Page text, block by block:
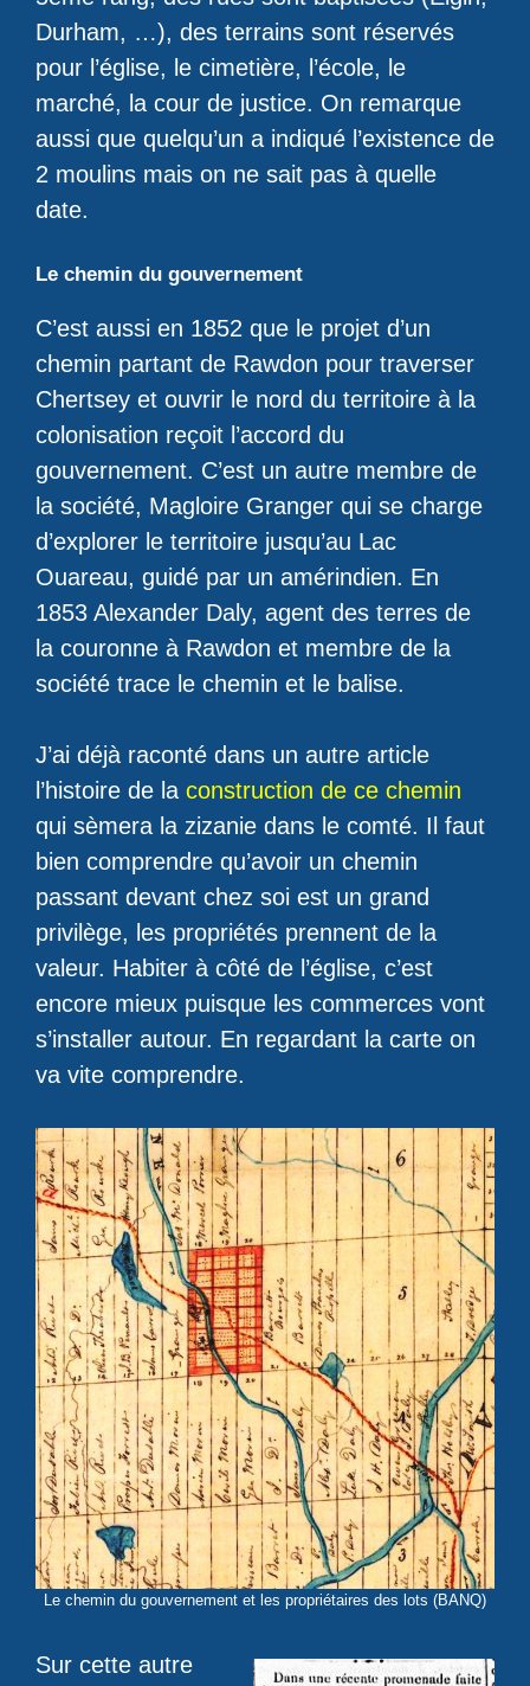
Durham, …), des terrains sont réservés
pour l’église, le cimetière, l’école, le
marché, la cour de justice. On remarque
aussi que quelqu’un a indiqué l’existence de
2 moulins mais on ne sait pas à quelle
date.
Le chemin du gouvernement
C’est aussi en 1852 que le projet d’un
chemin partant de Rawdon pour traverser
Chertsey et ouvrir le nord du territoire à la
colonisation reçoit l’accord du
gouvernement. C’est un autre membre de
la société, Magloire Granger qui se charge
d’explorer le territoire jusqu’au Lac
Ouareau, guidé par un amérindien. En
1853 Alexander Daly, agent des terres de
la couronne à Rawdon et membre de la
société trace le chemin et le balise.
J’ai déjà raconté dans un autre article
l’histoire de la construction de ce chemin
qui sèmera la zizanie dans le comté. Il faut
bien comprendre qu’avoir un chemin
passant devant chez soi est un grand
privilège, les propriétés prennent de la
valeur. Habiter à côté de l’église, c’est
encore mieux puisque les commerces vont
s’installer autour. En regardant la carte on
va vite comprendre.
Le chemin du gouvernement et les propriétaires des lots (BANQ)
Sur cette autre